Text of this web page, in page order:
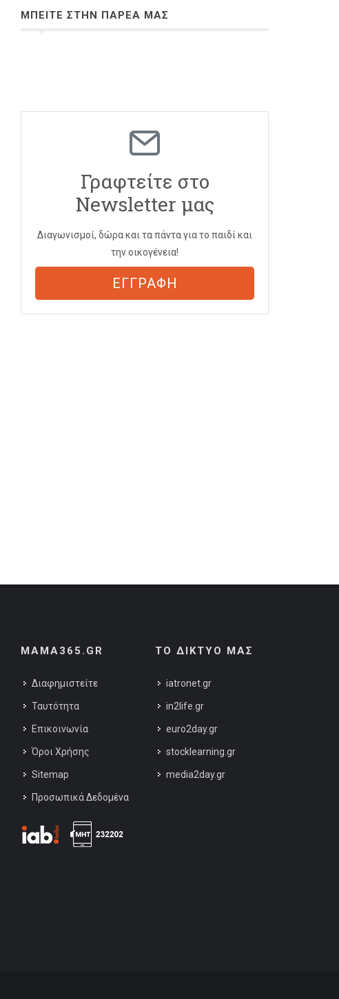
ΜΠΕΙΤΕ ΣΤΗΝ ΠΑΡΕΑ ΜΑΣ
Γραφτείτε στο
Newsletter μας
Διαγωνισμοί, δώρα και τα πάντα για το παιδί και
την οικογένεια!
ΕΓΓΡΑΦΗ
MAMA365.GR
Διαφημιστείτε
Ταυτότητα
Επικοινωνία
Όροι Χρήσης
Sitemap
Προσωπικά Δεδομένα
ΤΟ ΔΙΚΤΥΟ ΜΑΣ
iatronet.gr
in2life.gr
euro2day.gr
stocklearning.gr
media2day.gr